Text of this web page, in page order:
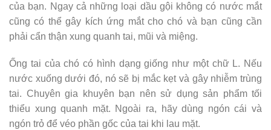
của bạn. Ngay cả những loại dầu gội không có nước mắt
cũng có thể gây kích ứng mắt cho chó và bạn cũng cần
phải cẩn thận xung quanh tai, mũi và miệng.
Ống tai của chó có hình dạng giống như một chữ L. Nếu
nước xuống dưới đó, nó sẽ bị mắc kẹt và gây nhiễm trùng
tai. Chuyên gia khuyên bạn nên sử dụng sản phẩm tối
thiểu xung quanh mặt. Ngoài ra, hãy dùng ngón cái và
ngón trỏ để véo phần gốc của tai khi lau mặt.